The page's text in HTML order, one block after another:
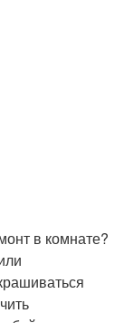
в комнате?